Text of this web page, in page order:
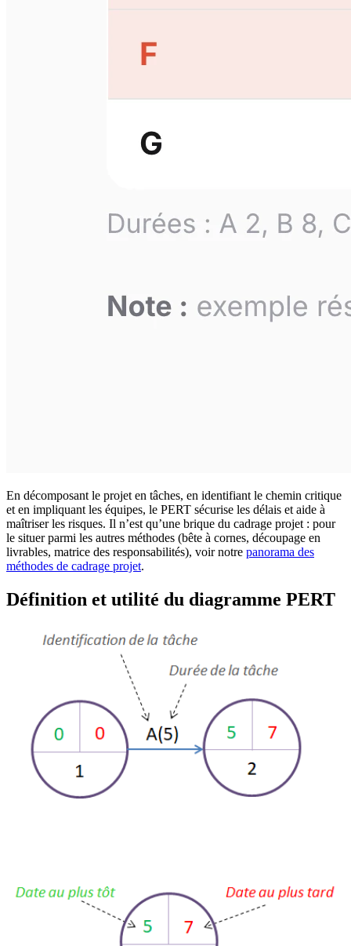
En décomposant le projet en tâches, en identifiant le chemin critique
et en impliquant les équipes, le PERT sécurise les délais et aide à
maîtriser les risques. Il n’est qu’une brique du cadrage projet : pour
le situer parmi les autres méthodes (bête à cornes, découpage en
livrables, matrice des responsabilités), voir notre panorama des
méthodes de cadrage projet.
Définition et utilité du diagramme PERT